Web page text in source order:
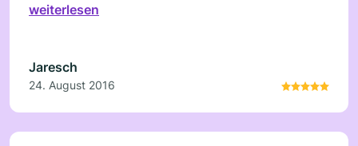
weiterlesen
Jaresch
24. August 2016